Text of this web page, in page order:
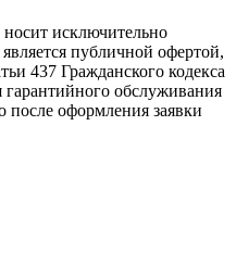
исключительно
публичной офертой,
437 Гражданского кодекса
обслуживания
после оформления заявки